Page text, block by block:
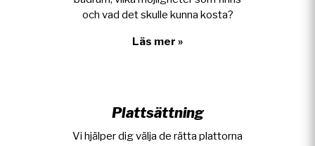
och vad det skulle kunna kosta?
Läs mer »
Plattsättning
Vi hjälper dig välja de rätta plattorna